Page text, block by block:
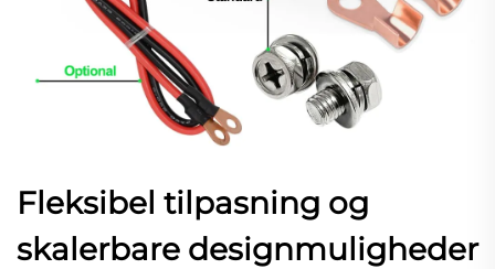
Fleksibel tilpasning og
skalerbare designmuligheder